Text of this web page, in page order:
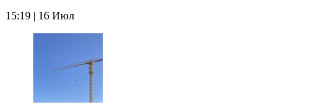
15:19 | 16 Июл